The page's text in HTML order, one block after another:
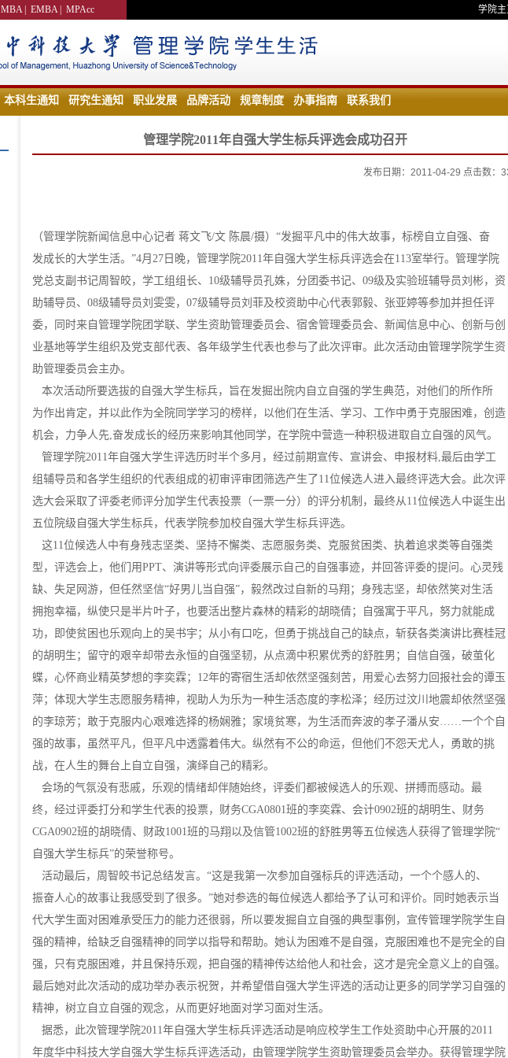
MBA| EMBA| MPAcc 学院主
本科生通知 研究生通知 职业发展 品牌活动 规章制度 办事指南 联系我们
管理学院2011年自强大学生标兵评选会成功召开
发布日期：2011-04-29 点击数：
（管理学院新闻信息中心记者 蒋文飞/文 陈晨/摄）“发掘平凡中的伟大故事，标榜自立自强、奋
发成长的大学生活。”4月27日晚，管理学院2011年自强大学生标兵评选会在113室举行。管理学院
党总支副书记周智皎，学工组组长、10级辅导员孔姝，分团委书记、09级及实验班辅导员刘彬，资
助辅导员、08级辅导员刘雯雯，07级辅导员刘菲及校资助中心代表郭毅、张亚婷等参加并担任评
委，同时来自管理学院团学联、学生资助管理委员会、宿舍管理委员会、新闻信息中心、创新与创
业基地等学生组织及党支部代表、各年级学生代表也参与了此次评审。此次活动由管理学院学生资
助管理委员会主办。
本次活动所要选拔的自强大学生标兵，旨在发掘出院内自立自强的学生典范，对他们的所作所
为作出肯定，并以此作为全院同学学习的榜样，以他们在生活、学习、工作中勇于克服困难，创造
机会，力争人先,奋发成长的经历来影响其他同学，在学院中营造一种积极进取自立自强的风气。
管理学院2011年自强大学生评选历时半个多月，经过前期宣传、宣讲会、申报材料,最后由学工
组辅导员和各学生组织的代表组成的初审评审团筛选产生了11位候选人进入最终评选大会。此次评
选大会采取了评委老师评分加学生代表投票（一票一分）的评分机制，最终从11位候选人中诞生出
五位院级自强大学生标兵，代表学院参加校自强大学生标兵评选。
这11位候选人中有身残志坚类、坚持不懈类、志愿服务类、克服贫困类、执着追求类等自强类
型，评选会上，他们用PPT、演讲等形式向评委展示自己的自强事迹，并回答评委的提问。心灵残
缺、失足网游，但任然坚信“好男儿当自强”，毅然改过自新的马翔；身残志坚，却依然笑对生活
拥抱幸福，纵使只是半片叶子，也要活出整片森林的精彩的胡晓倩；自强寓于平凡，努力就能成
功，即使贫困也乐观向上的吴书宇；从小有口吃，但勇于挑战自己的缺点，斩获各类演讲比赛桂冠
的胡明生；留守的艰辛却带去永恒的自强坚韧，从点滴中积累优秀的舒胜男；自信自强，破茧化
蝶，心怀商业精英梦想的李奕霖；12年的寄宿生活却依然坚强刻苦，用爱心去努力回报社会的谭玉
萍；体现大学生志愿服务精神，视助人为乐为一种生活态度的李松泽；经历过汶川地震却依然坚强
的李琼芳；敢于克服内心艰难选择的杨娴雅；家境贫寒，为生活而奔波的孝子潘从安……一个个自
强的故事，虽然平凡，但平凡中透露着伟大。纵然有不公的命运，但他们不怨天尤人，勇敢的挑
战，在人生的舞台上自立自强，演绎自己的精彩。
会场的气氛没有悲戚，乐观的情绪却伴随始终，评委们都被候选人的乐观、拼搏而感动。最
终，经过评委打分和学生代表的投票，财务CGA0801班的李奕霖、会计0902班的胡明生、财务
CGA0902班的胡晓倩、财政1001班的马翔以及信管1002班的舒胜男等五位候选人获得了管理学院“
自强大学生标兵”的荣誉称号。
活动最后，周智皎书记总结发言。“这是我第一次参加自强标兵的评选活动，一个个感人的、
振奋人心的故事让我感受到了很多。”她对参选的每位候选人都给予了认可和评价。同时她表示当
代大学生面对困难承受压力的能力还很弱，所以要发掘自立自强的典型事例，宣传管理学院学生自
强的精神，给缺乏自强精神的同学以指导和帮助。她认为困难不是自强，克服困难也不是完全的自
强，只有克服困难，并且保持乐观，把自强的精神传达给他人和社会，这才是完全意义上的自强。
最后她对此次活动的成功举办表示祝贺，并希望借自强大学生评选的活动让更多的同学学习自强的
精神，树立自立自强的观念，从而更好地面对学习面对生活。
据悉，此次管理学院2011年自强大学生标兵评选活动是响应校学生工作处资助中心开展的2011
年度华中科技大学自强大学生标兵评选活动，由管理学院学生资助管理委员会举办。获得管理学院